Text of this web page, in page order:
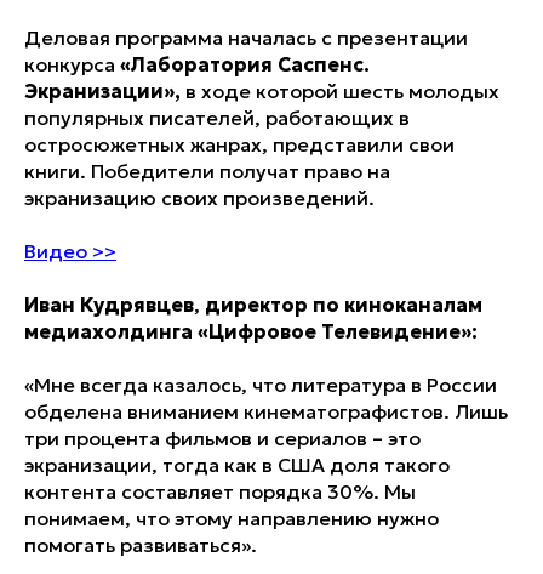
Деловая программа началась с презентации
конкурса «Лаборатория Саспенс.
Экранизации», в ходе которой шесть молодых
популярных писателей, работающих в
остросюжетных жанрах, представили свои
книги. Победители получат право на
экранизацию своих произведений.
Видео >>
Иван Кудрявцев, директор по киноканалам
медиахолдинга «Цифровое Телевидение»:
«Мне всегда казалось, что литература в России
обделена вниманием кинематографистов. Лишь
три процента фильмов и сериалов – это
экранизации, тогда как в США доля такого
контента составляет порядка 30%. Мы
понимаем, что этому направлению нужно
помогать развиваться».